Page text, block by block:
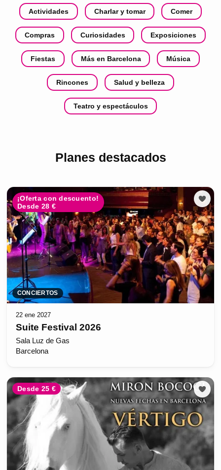
Actividades Charlar y tomar Comer
Compras Curiosidades Exposiciones
Fiestas Más en Barcelona Música
Rincones Salud y belleza
Teatro y espectáculos
Planes destacados
¡Oferta con descuento!
Desde 28 €
CONCIERTOS
22 ene 2027
Suite Festival 2026
Sala Luz de Gas
Barcelona
Desde 25 €